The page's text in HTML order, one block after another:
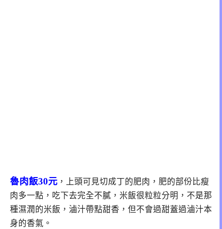
魯肉飯30元 ，上頭可見切成丁的肥肉，肥的部份比瘦
肉多一點，吃下去完全不膩，米飯很粒粒分明，不是那
種濕潤的米飯，滷汁帶點甜香，但不會過甜蓋過滷汁本
身的香氣。